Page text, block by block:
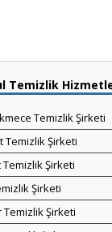
Temizlik
Temizlik Şirketi
Temizlik Şirketi
Şirketi
Şirketi
Temizlik Şirketi